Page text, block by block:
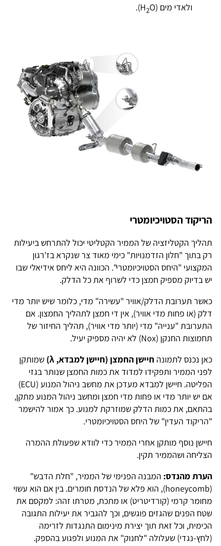
ולאדי מים (H
2O).
הריקוד הסטויכיומטרי
תהליך הקטליזציה של הממיר הקטליטי יכול להתרחש ביעילות
רק בתוך "חלון הזדמנויות" כימי מאוד צר שנקרא בז'רגון
המקצועי "היחס הסטויכיומטרי". הכוונה היא ליחס אידיאלי שבו
יש בדיוק מספיק חמצן כדי לשרוף את כל הדלק.
כאשר תערובת הדלק/אוויר "עשירה" מדי, כלומר שיש יותר מדי
דלק (או פחות מדי אוויר), אין די חמצן לתהליך החמצון. אם
התערובת "ענייה" מדי (יותר מדי אוויר), תהליך החיזור של
תחמוצות החנקן (Nox) לא יהיה מספיק יעיל.
כאן נכנס לתמונה חיישן החמצן (חיישן למבדא, λ) שמותקן
לפני הממיר ותפקידו למדוד את כמות החמצן שנותר בגזי
הפליטה. חיישן למבדא מעדכן את מחשב ניהול המנוע (ECU)
אם יש יותר מדי או פחות מדי חמצן ומחשב ניהול המנוע מתקן,
בהתאם, את כמות הדלק שמוזרקת למנוע. כך אמור להישמר
"הריקוד העדין" של היחס הסטויכיומטרי.
חיישן נוסף מותקן אחרי הממיר כדי לוודא שפעולת ההמרה
הצליחה ושהממיר תקין.
הערת מהנדס: המבנה הפנימי של הממיר, "חלת הדבש"
(honeycomb), הוא פלא של הנדסת חומרים. בין אם הוא עשוי
מחומר קרמי (קורדיטריט) או מתכת, מטרתו זהה: למקסם את
שטח הפנים שהגזים פוגשים, וכך להגביר את יעילות התגובה
הכימית, וכל זאת תוך יצירת מינימום התנגדות לזרימה
(לחץ-נגדי) שעלולה "לחנוק" את המנוע ולפגוע בהספק.